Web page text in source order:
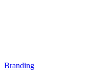
Branding